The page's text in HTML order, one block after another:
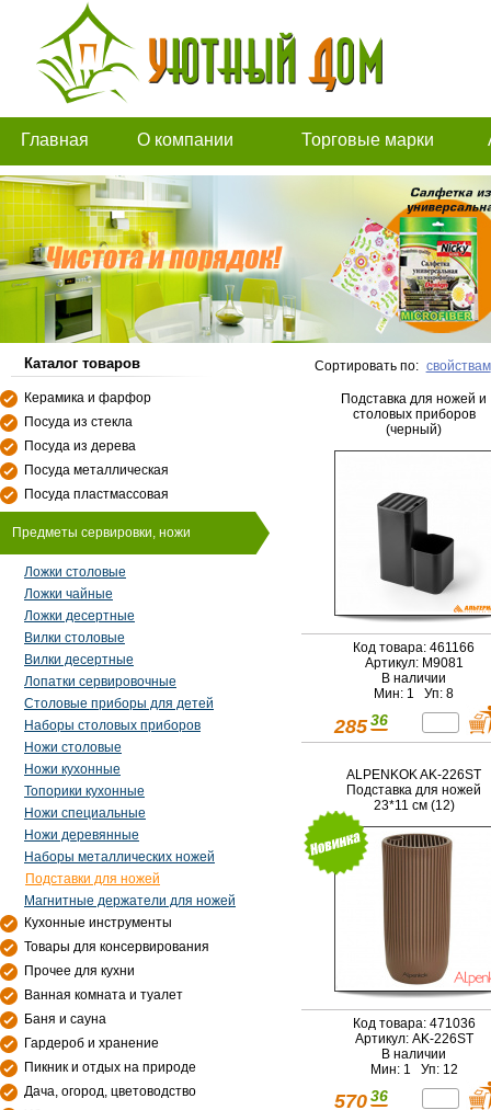
Главная О компании Торговые марки
Каталог товаров
Керамика и фарфор
Посуда из стекла
Посуда из дерева
Посуда металлическая
Посуда пластмассовая
Предметы сервировки, ножи
Ложки столовые
Ложки чайные
Ложки десертные
Вилки столовые
Вилки десертные
Лопатки сервировочные
Столовые приборы для детей
Наборы столовых приборов
Ножи столовые
Ножи кухонные
Топорики кухонные
Ножи специальные
Ножи деревянные
Наборы металлических ножей
Подставки для ножей
Магнитные держатели для ножей
Кухонные инструменты
Товары для консервирования
Прочее для кухни
Ванная комната и туалет
Баня и сауна
Гардероб и хранение
Пикник и отдых на природе
Дача, огород, цветоводство
Сортировать по: свойствам
Подставка для ножей и
столовых приборов
(черный)
Код товара: 461166
Артикул: М9081
В наличии
Мин: 1 Уп: 8
285 36
ALPENKOK AK-226ST
Подставка для ножей
23*11 см (12)
Код товара: 471036
Артикул: AK-226ST
В наличии
Мин: 1 Уп: 12
570 36